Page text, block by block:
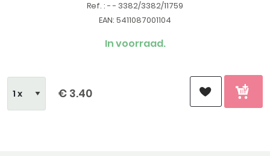
Ref. : - - 3382/3382/11759
EAN: 5411087001104
In voorraad.
€ 3.40